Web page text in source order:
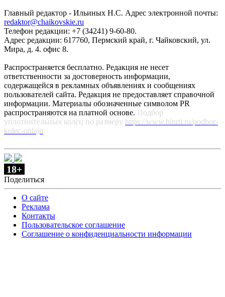
Главный редактор - Ильиных Н.С. Адрес электронной почты:
redaktor@chaikovskie.ru
Телефон редакции: +7 (34241) 9-60-80.
Адрес редакции: 617760, Пермский край, г. Чайковский, ул.
Мира, д. 4. офис 8.
Распространяется бесплатно. Редакция не несет
ответственности за достоверность информации,
содержащейся в рекламных объявлениях и сообщениях
пользователей сайта. Редакция не предоставляет справочной
информации. Материалы обозначенные символом PR
распространяются на платной основе. Подбор
уплотнительных колец по размеру https://www.binrti.ru/podbor-
kolec-onlajn
18+
Поделиться
О сайте
Реклама
Контакты
Пользовательское соглашение
Соглашение о конфиденциальности информации